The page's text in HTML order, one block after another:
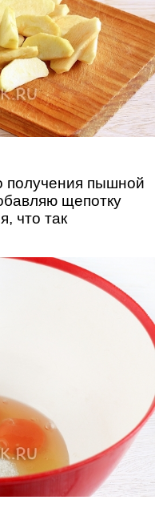
получения пышной
щепотку
что так